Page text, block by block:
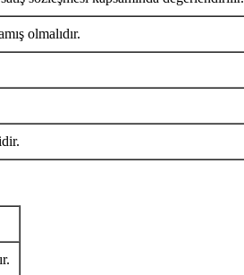
olmalıdır.